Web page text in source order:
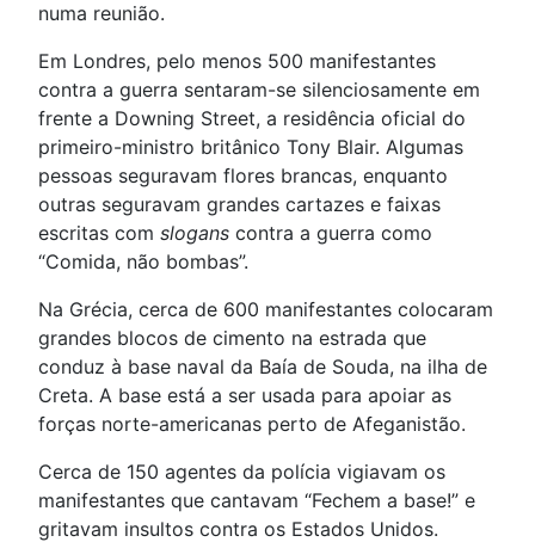
numa reunião.
Em Londres, pelo menos 500 manifestantes
contra a guerra sentaram-se silenciosamente em
frente a Downing Street, a residência oficial do
primeiro-ministro britânico Tony Blair. Algumas
pessoas seguravam flores brancas, enquanto
outras seguravam grandes cartazes e faixas
escritas com slogans contra a guerra como
“Comida, não bombas”.
Na Grécia, cerca de 600 manifestantes colocaram
grandes blocos de cimento na estrada que
conduz à base naval da Baía de Souda, na ilha de
Creta. A base está a ser usada para apoiar as
forças norte-americanas perto de Afeganistão.
Cerca de 150 agentes da polícia vigiavam os
manifestantes que cantavam “Fechem a base!” e
gritavam insultos contra os Estados Unidos.